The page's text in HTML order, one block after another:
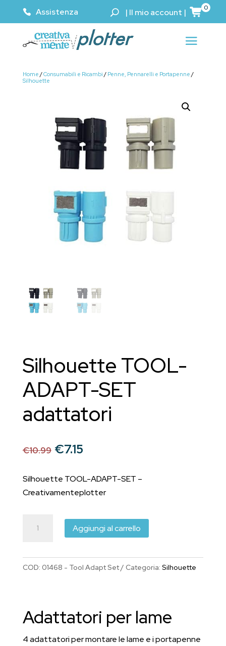
Assistenza | Il mio account | 0
Home /Consumabili e Ricambi / Penne, Pennarelli e Portapenne /
Silhouette
Silhouette TOOL-
ADAPT-SET
adattatori
€10.99 Il
originale
era:
€10.99.
€7.15Il
attuale
è:
Silhouette TOOL-ADAPT-SET –
Creativamenteplotter
Aggiungi al carrello
COD: 01468 - Tool Adapt Set Categoria: Silhouette
Adattatori per lame
4 adattatori per montare le lame e i portapenne